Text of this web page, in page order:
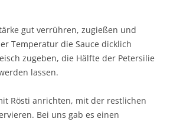
gut verrühren, zugießen und
Temperatur die Sauce dicklich
zugeben, die Hälfte der Petersilie
lassen.
Rösti anrichten, mit der restlichen
Bei uns gab es einen